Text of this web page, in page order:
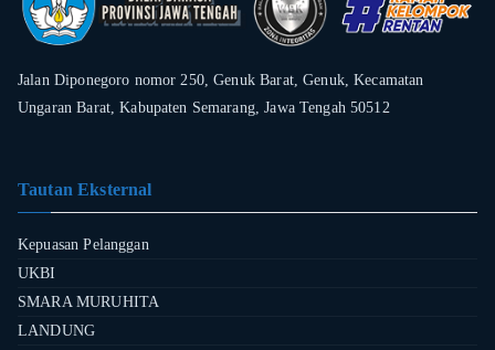
Jalan Diponegoro nomor 250, Genuk Barat, Genuk, Kecamatan
Ungaran Barat, Kabupaten Semarang, Jawa Tengah 50512
Tautan Eksternal
Kepuasan Pelanggan
UKBI
SMARA MURUHITA
LANDUNG